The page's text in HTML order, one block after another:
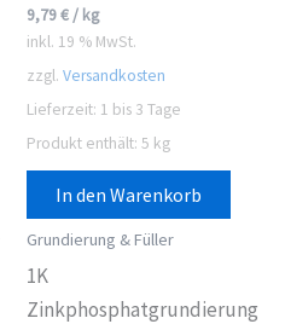
9,79€ / kg
inkl. 19 % MwSt.
zzgl. Versandkosten
Lieferzeit: 1 bis 3 Tage
Produkt enthält: 5 kg
In den Warenkorb
Grundierung & Füller
1K
Zinkphosphatgrundierung